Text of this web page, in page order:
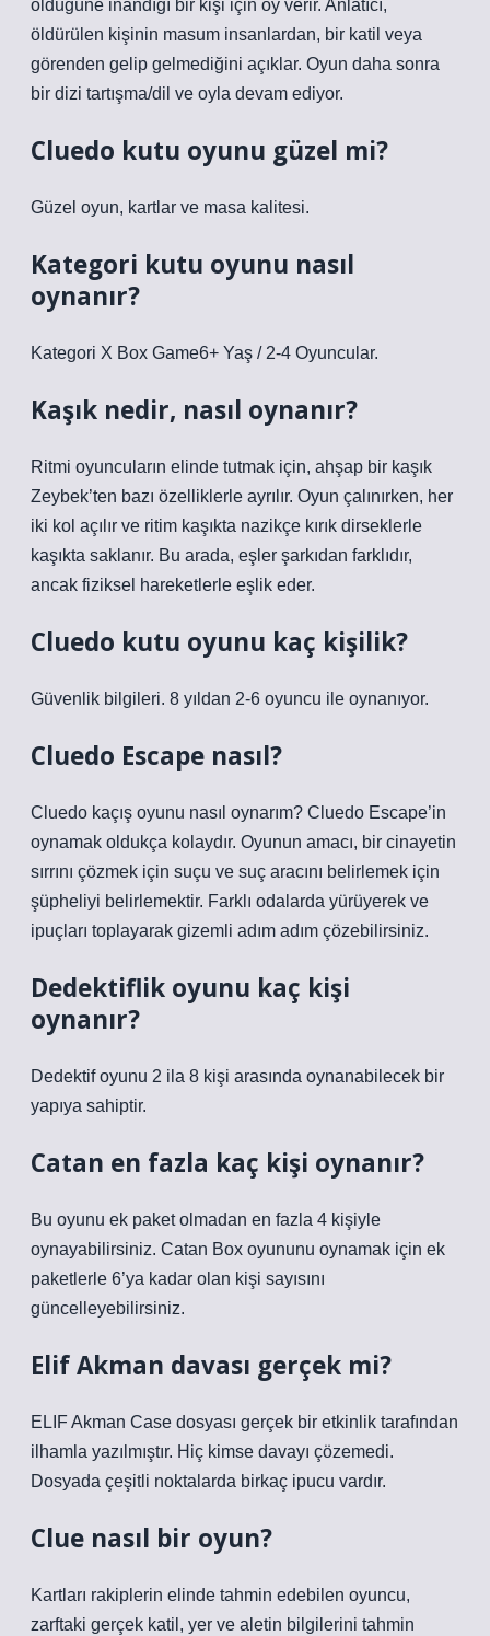
öldüğüne inandığı bir kişi için oy verir. Anlatıcı,
öldürülen kişinin masum insanlardan, bir katil veya
görenden gelip gelmediğini açıklar. Oyun daha sonra
bir dizi tartışma/dil ve oyla devam ediyor.
Cluedo kutu oyunu güzel mi?
Güzel oyun, kartlar ve masa kalitesi.
Kategori kutu oyunu nasıl
oynanır?
Kategori X Box Game6+ Yaş / 2-4 Oyuncular.
Kaşık nedir, nasıl oynanır?
Ritmi oyuncuların elinde tutmak için, ahşap bir kaşık
Zeybek’ten bazı özelliklerle ayrılır. Oyun çalınırken, her
iki kol açılır ve ritim kaşıkta nazikçe kırık dirseklerle
kaşıkta saklanır. Bu arada, eşler şarkıdan farklıdır,
ancak fiziksel hareketlerle eşlik eder.
Cluedo kutu oyunu kaç kişilik?
Güvenlik bilgileri. 8 yıldan 2-6 oyuncu ile oynanıyor.
Cluedo Escape nasıl?
Cluedo kaçış oyunu nasıl oynarım? Cluedo Escape’in
oynamak oldukça kolaydır. Oyunun amacı, bir cinayetin
sırrını çözmek için suçu ve suç aracını belirlemek için
şüpheliyi belirlemektir. Farklı odalarda yürüyerek ve
ipuçları toplayarak gizemli adım adım çözebilirsiniz.
Dedektiflik oyunu kaç kişi
oynanır?
Dedektif oyunu 2 ila 8 kişi arasında oynanabilecek bir
yapıya sahiptir.
Catan en fazla kaç kişi oynanır?
Bu oyunu ek paket olmadan en fazla 4 kişiyle
oynayabilirsiniz. Catan Box oyununu oynamak için ek
paketlerle 6’ya kadar olan kişi sayısını
güncelleyebilirsiniz.
Elif Akman davası gerçek mi?
ELIF Akman Case dosyası gerçek bir etkinlik tarafından
ilhamla yazılmıştır. Hiç kimse davayı çözemedi.
Dosyada çeşitli noktalarda birkaç ipucu vardır.
Clue nasıl bir oyun?
Kartları rakiplerin elinde tahmin edebilen oyuncu,
zarftaki gerçek katil, yer ve aletin bilgilerini tahmin